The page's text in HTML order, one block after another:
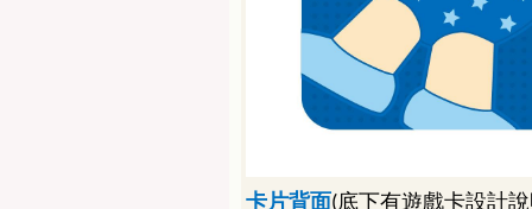
卡片背面(底下有遊戲卡設計